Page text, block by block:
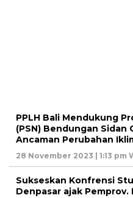
PPLH Bali Mendukung
(PSN) Bendungan Sidan
Ancaman Perubahan
28 November 2023 | 1:13 pm
Sukseskan Konfrensi
Denpasar ajak